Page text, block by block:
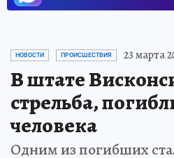
НОВОСТИ ПРОИСШЕСТВИЯ 23 марта
В штате
стрельба,
человека
Одним из погибших